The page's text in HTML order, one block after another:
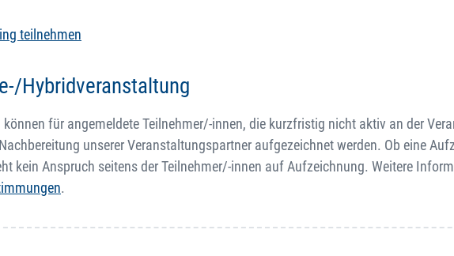
teilnehmen
Hybridveranstaltung
für angemeldete Teilnehmer/-innen, die kurzfristig nicht aktiv an der
unserer Veranstaltungspartner aufgezeichnet werden. Ob eine
kein Anspruch seitens der Teilnehmer/-innen auf Aufzeichnung. Weitere
.